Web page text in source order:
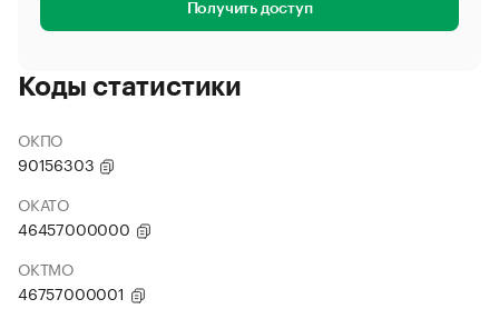
Получить доступ
Коды статистики
ОКПО
90156303
ОКАТО
46457000000
ОКТМО
46757000001